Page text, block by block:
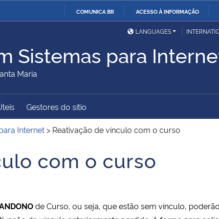
O
CONTEÚDO
COMUNICA BR ACESSO À INFORMAÇÃO
Ministério da Defesa
Ministério das Relações
Exteriores
Ministério da Cidadania Ministério da Saúde
Ministério do
Desenvolvimento Regional
União
Advocacia-Geral da União Banco Central do Brasil
LANGUAGES
Sistemas para
Maria
Gestores do sítio
Internet > Reativação de vínculo com o curso
com o curso
de Curso, ou seja, que estão sem vínculo,